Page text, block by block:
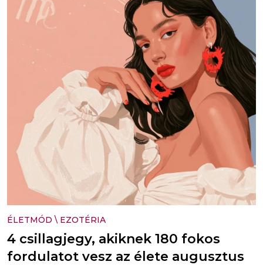
ÉLETMÓD \ EZOTÉRIA
4 csillagjegy, akiknek 180 fokos
fordulatot vesz az élete augusztus